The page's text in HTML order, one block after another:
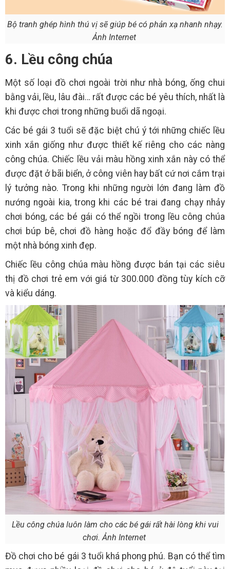
Bộ tranh ghép hình thú vị sẽ giúp bé có phản xạ nhanh nhạy.
Ảnh Internet
6. Lều công chúa
Một số loại đồ chơi ngoài trời như nhà bóng, ống chui
bằng vải, lều, lâu đài… rất được các bé yêu thích, nhất là
khi được chơi trong những buổi dã ngoại.
Các bé gái 3 tuổi sẽ đặc biệt chú ý tới những chiếc lều
xinh xắn giống như được thiết kế riêng cho các nàng
công chúa. Chiếc lều vải màu hồng xinh xắn này có thể
được đặt ở bãi biển, ở công viên hay bất cứ nơi cắm trại
lý tưởng nào. Trong khi những người lớn đang làm đồ
nướng ngoài kia, trong khi các bé trai đang chạy nhảy
chơi bóng, các bé gái có thể ngồi trong lều công chúa
chơi búp bê, chơi đồ hàng hoặc đổ đầy bóng để làm
một nhà bóng xinh đẹp.
Chiếc lều công chúa màu hồng được bán tại các siêu
thị đồ chơi trẻ em với giá từ 300.000 đồng tùy kích cỡ
và kiểu dáng.
Lều công chúa luôn làm cho các bé gái rất hài lòng khi vui
chơi. Ảnh Internet
Đồ chơi cho bé gái 3 tuổi khá phong phú. Bạn có thể tìm